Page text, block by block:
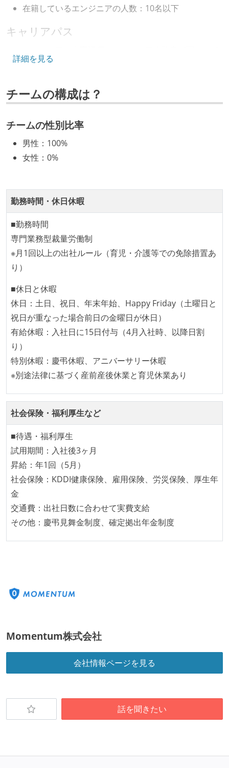
プロジェクト管理
slack
claude-code
github-copilot
その他
google-meet
pagerduty
terraform
docker akamai aws gcp
在籍しているエンジニアの人数：10名以下
キャリアパス
いる
など、キャリア形成を目的とした職域を超えての積極
的な異動が推奨され、実施されている
マネージャーやCTOと高頻度（月1程度）でキャリアに
年収800万円以上のエンジニアに、マネジメントの役
割を持たない人がいる
技術カルチャー
CTO またはそれに準じる、技術やワークフローの標準
化を行う役割の人・部門が存在する
開発メンバーの裁量
の境界を超えて、個人が必要な範囲にまで染み出して
いく姿勢が根付いている
1年以内に、技術負債を解消するためのプロジェクト
や、古くなったツールのリプレイスプロジェクトがボ
OS やエディタ、IDE といった個人の環境は、各自の責
任で好きなものを使うことができる
企画を決定する場に、実装を担当する開発メンバーが
タスクの見積もりは、実装を担当するメンバーが中心
となって行う
全体のスケジュール管理は、途中の成果を随時確認し
ながら、納期または盛り込む機能を柔軟に調整する形
で行う
成技術は、基本的に最新版より1年以上ビハインドし
ていない
コード品質向上のための取り組み
「リファクタリングは随時行われるべき」という価値
何らかのコーディング規約をチーム全体で遵守するよ
提出されたコードには自動的にリグレッションテスト
が実行される環境が構築されている
認できるようにしている
詳細を見る
チームの構成は？
チームの性別比率
男性 ： 100%
女性 ： 0%
勤務時間・休日休暇
■勤務時間
専門業務型裁量労働制
※月1回以上の出社ルール（育児・介護等での免除措置あ
り）
■休日と休暇
休日：土日、祝日、年末年始、Happy Friday（土曜日と
祝日が重なった場合前日の金曜日が休日）
有給休暇：入社日に15日付与（4月入社時、以降日割
り）
特別休暇：慶弔休暇、アニバーサリー休暇
※別途法律に基づく産前産後休業と育児休業あり
社会保険・福利厚生など
■待遇・福利厚生
試用期間：入社後3ヶ月
昇給：年1回（5月）
社会保険：KDDI健康保険、雇用保険、労災保険、厚生年
金
交通費：出社日数に合わせて実費支給
その他：慶弔見舞金制度、確定拠出年金制度
Momentum株式会社
会社情報ページを見る
話を聞きたい